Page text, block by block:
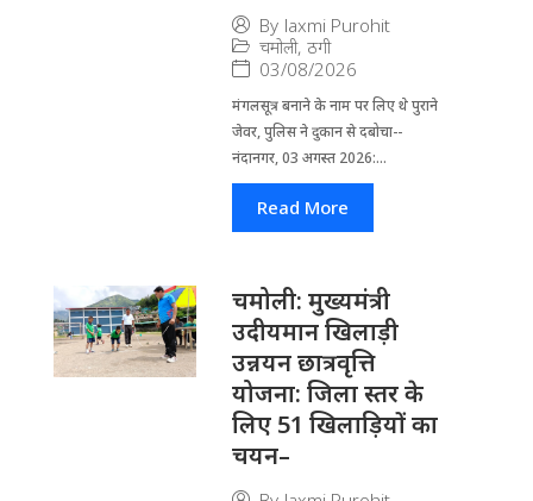
By laxmi Purohit
चमोली, ठगी
03/08/2026
मंगलसूत्र बनाने के नाम पर लिए थे पुराने
जेवर, पुलिस ने दुकान से दबोचा--
नंदानगर, 03 अगस्त 2026:...
Read More
चमोली: मुख्यमंत्री
उदीयमान खिलाड़ी
उन्नयन छात्रवृत्ति
योजना: जिला स्तर के
लिए 51 खिलाड़ियों का
चयन–